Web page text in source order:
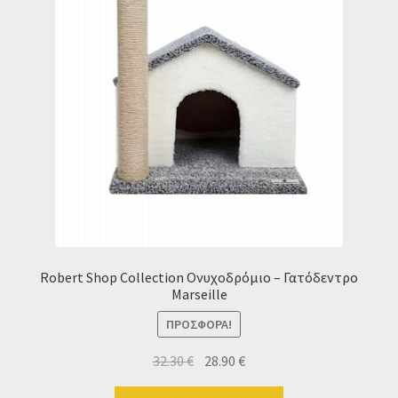
Robert Shop Collection Ονυχοδρόμιο – Γατόδεντρο
Marseille
ΠΡΟΣΦΟΡΆ!
32.30€ Original
28.90€Η